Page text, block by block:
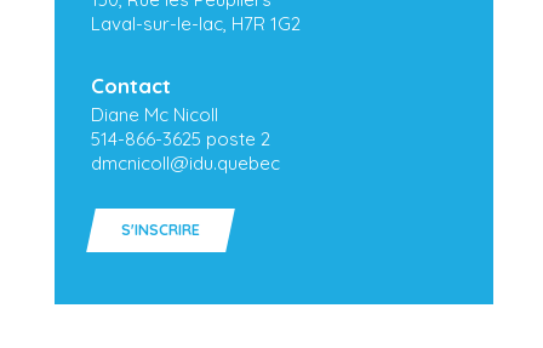
Laval-sur-le-lac H7R 1G2
Contact
Diane Mc Nicoll
514-866-3625 poste 2
dmcnicoll@idu.quebec
S'INSCRIRE